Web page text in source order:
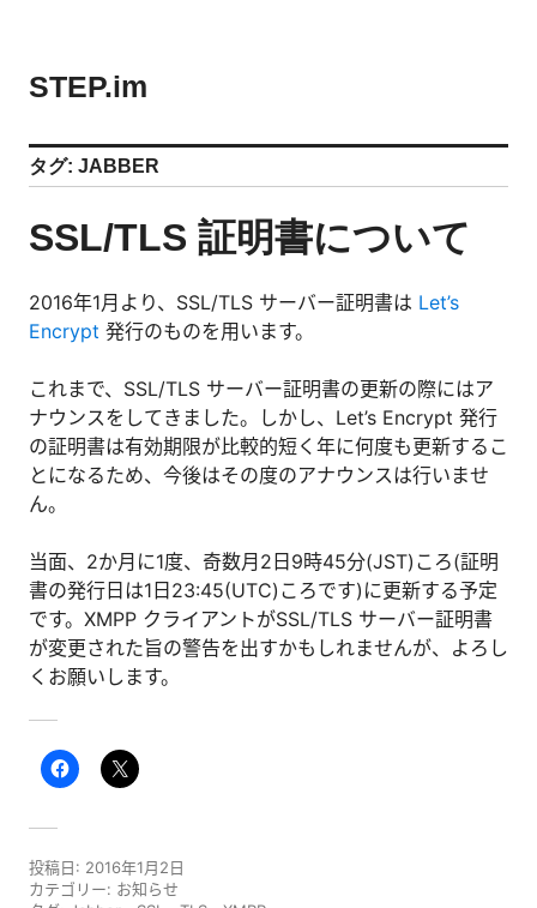
テ
ン
へ
ス
ッ
STEP.im
タグ: JABBER
SSL/TLS 証明書について
2016年1月より、SSL/TLS サーバー証明書は Let’s
Encrypt 発行のものを用います。
これまで、SSL/TLS サーバー証明書の更新の際にはア
ナウンスをしてきました。しかし、Let’s Encrypt 発行
の証明書は有効期限が比較的短く年に何度も更新するこ
とになるため、今後はその度のアナウンスは行いませ
ん。
当面、2か月に1度、奇数月2日9時45分(JST)ころ(証明
書の発行日は1日23:45(UTC)ころです)に更新する予定
です。XMPP クライアントがSSL/TLS サーバー証明書
が変更された旨の警告を出すかもしれませんが、よろし
くお願いします。
投稿日: 2016年1月2日
カテゴリー: お知らせ